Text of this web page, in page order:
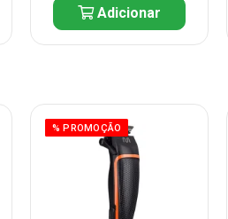
Adicionar
% PROMOÇÃO